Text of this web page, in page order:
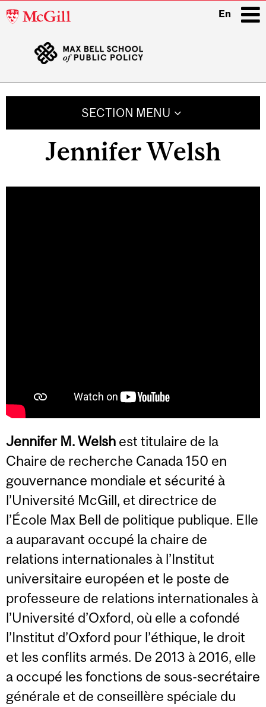
McGill
En
SECTION MENU
Jennifer Welsh
Jennifer M. Welsh est titulaire de la
Chaire de recherche Canada 150 en
gouvernance mondiale et sécurité à
l’Université McGill, et directrice de
l’École Max Bell de politique publique. Elle
a auparavant occupé la chaire de
relations internationales à l’Institut
universitaire européen et le poste de
professeure de relations internationales à
l’Université d’Oxford, où elle a cofondé
l’Institut d’Oxford pour l’éthique, le droit
et les conflits armés. De 2013 à 2016, elle
a occupé les fonctions de sous-secrétaire
générale et de conseillère spéciale du